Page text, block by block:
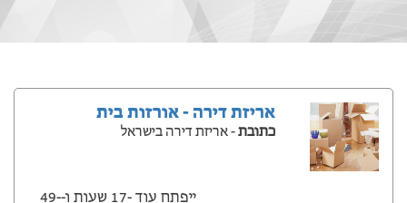
אריזת דירה - אורזות בית
כתובת- אריזת דירה בישראל
ייפתח עוד -17 שעות ‫ו--49